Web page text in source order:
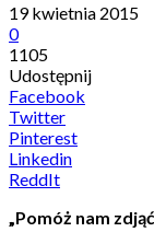
19 kwietnia 2015
0
1105
Udostępnij
Facebook
Twitter
Pinterest
Linkedin
ReddIt
„Pomóż nam